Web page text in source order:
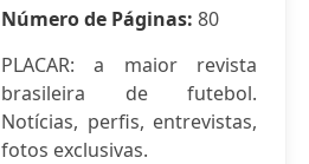
Número de Páginas: 80
PLACAR: a maior revista
brasileira de futebol.
Notícias, perfis, entrevistas,
fotos exclusivas.